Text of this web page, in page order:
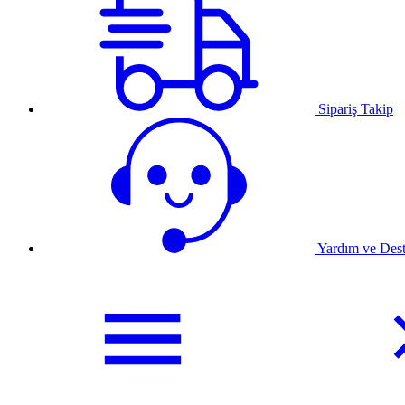
Sipariş Takip
Yardım ve